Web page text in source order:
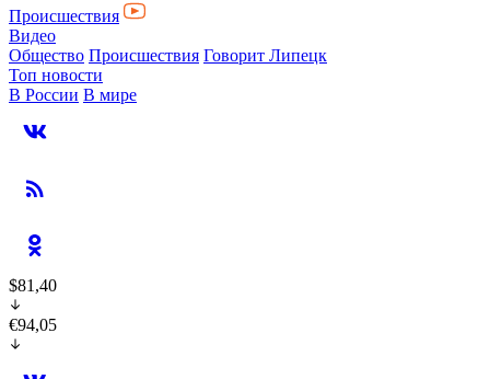
Происшествия
Видео
Общество Происшествия Говорит Липецк
Топ новости
В России В мире
$81,40
€94,05